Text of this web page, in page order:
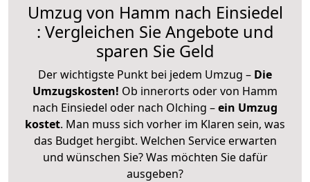
Umzug von Hamm nach Einsiedel
: Vergleichen Sie Angebote und
sparen Sie Geld
Der wichtigste Punkt bei jedem Umzug – Die
Umzugskosten! Ob innerorts oder von Hamm
nach Einsiedel oder nach Olching –ein Umzug
kostet. Man muss sich vorher im Klaren sein, was
das Budget hergibt. Welchen Service erwarten
und wünschen Sie? Was möchten Sie dafür
ausgeben?